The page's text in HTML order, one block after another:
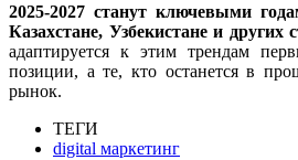
2025-2027 станут ключевыми
Казахстане, Узбекистане и других
адаптируется к этим трендам
позиции, а те, кто останется в
рынок.
ТЕГИ
digital маркетинг